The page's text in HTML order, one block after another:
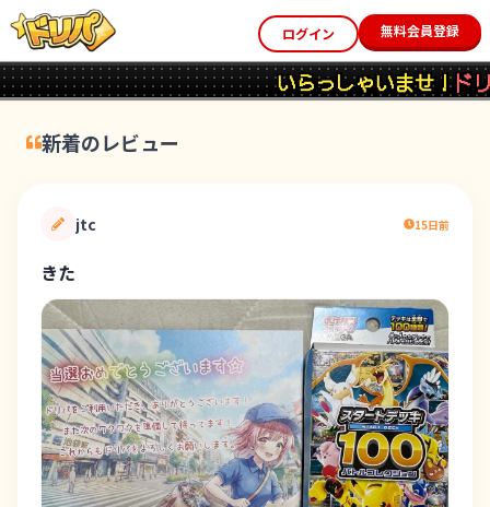
ログイン 無料会員登録
いらっしゃいませ！ドリパへ
新着のレビュー
jtc 15日前
きた